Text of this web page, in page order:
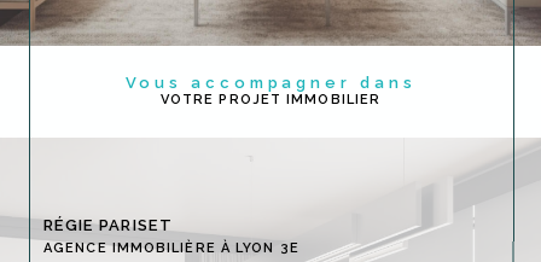
Vous accompagner dans
VOTRE PROJET IMMOBILIER
RÉGIE PARISET
AGENCE IMMOBILIÈRE À LYON 3E